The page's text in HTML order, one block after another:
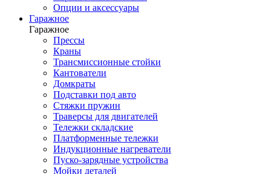
Опции и аксессуары
Гаражное
Гаражное
Прессы
Краны
Трансмиссионные стойки
Кантователи
Домкраты
Подставки под авто
Стяжки пружин
Траверсы для двигателей
Тележки складские
Платформенные тележки
Индукционные нагреватели
Пуско-зарядные устройства
Мойки деталей